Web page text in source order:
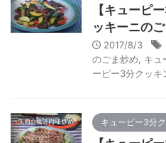
【キューピ
ッキーニの
2017/8/3
のごま炒め
キュ
ーピー3分クッキ
キューピー3分